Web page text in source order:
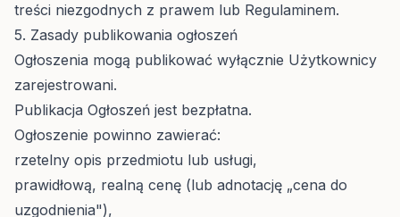
treści niezgodnych z prawem lub Regulaminem.
5. Zasady publikowania ogłoszeń
Ogłoszenia mogą publikować wyłącznie Użytkownicy
zarejestrowani.
Publikacja Ogłoszeń jest bezpłatna.
Ogłoszenie powinno zawierać:
rzetelny opis przedmiotu lub usługi,
prawidłową, realną cenę (lub adnotację „cena do
uzgodnienia"),